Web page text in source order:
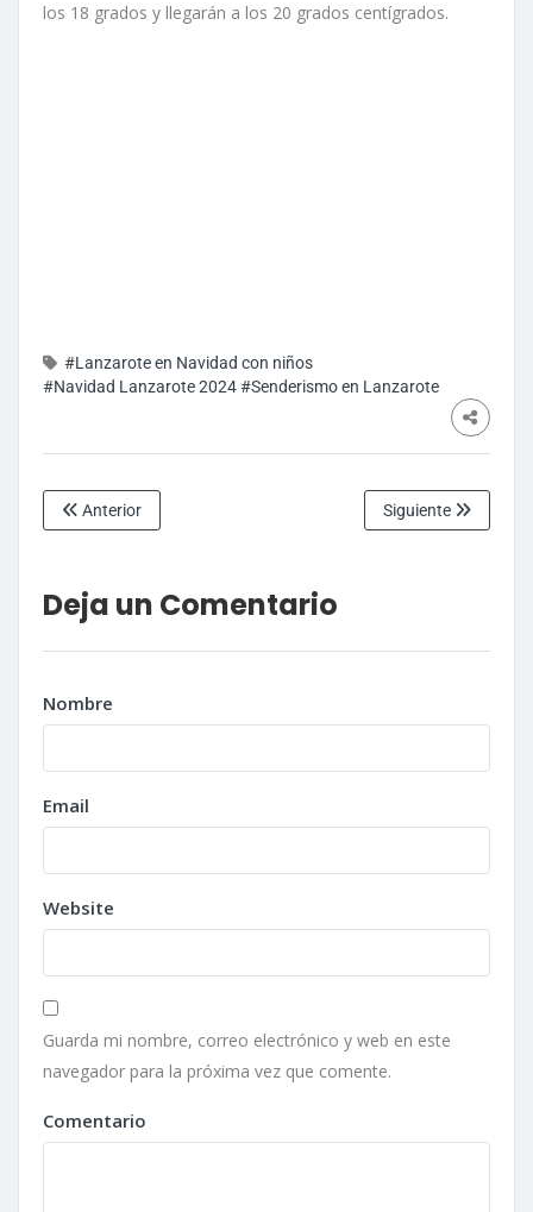
los 18 grados y llegarán a los 20 grados centígrados.
#Lanzarote en Navidad con niños
#Navidad Lanzarote 2024#Senderismo en Lanzarote
Anterior Siguiente
Deja un Comentario
Nombre
Email
Website
Guarda mi nombre, correo electrónico y web en este
navegador para la próxima vez que comente.
Comentario